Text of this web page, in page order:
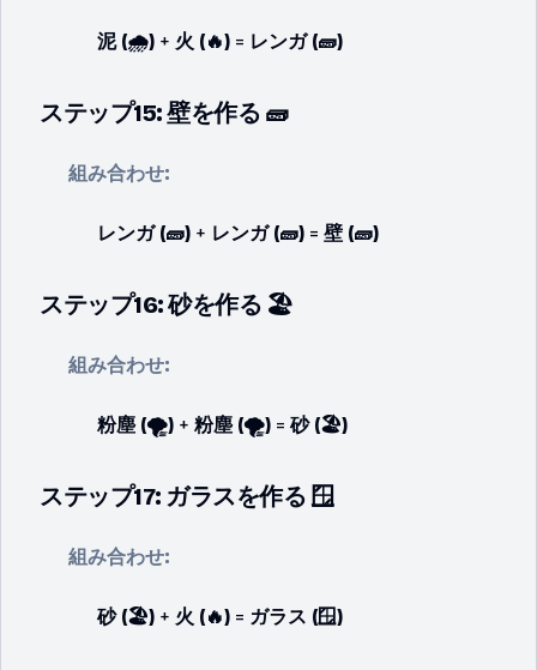
泥 (🌧️) + 火 (🔥) = レンガ (🧱)
ステップ15: 壁を作る 🧱
組み合わせ:
レンガ (🧱) + レンガ (🧱) = 壁 (🧱)
ステップ16: 砂を作る 🏖️
組み合わせ:
粉塵 (🌪️) + 粉塵 (🌪️) = 砂 (🏖️)
ステップ17: ガラスを作る 🪟
組み合わせ:
砂 (🏖️) + 火 (🔥) = ガラス (🪟)